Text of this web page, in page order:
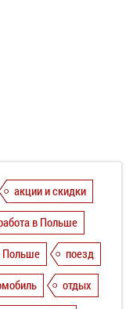
акции и скидки
в Польше
Польше
поезд
отдых